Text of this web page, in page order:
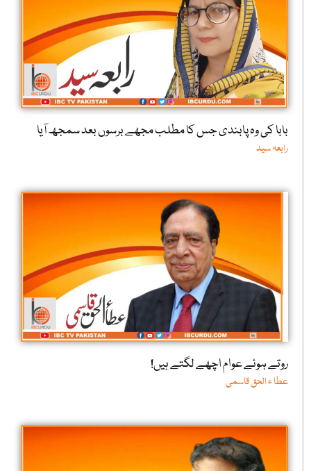
بابا کی وہ پابندی جس کا مطلب مجھے برسوں بعد سمجھ آیا
رابعہ سید
روتے ہوئے عوام اچھے لگتے ہیں!
عطا ء الحق قاسمی